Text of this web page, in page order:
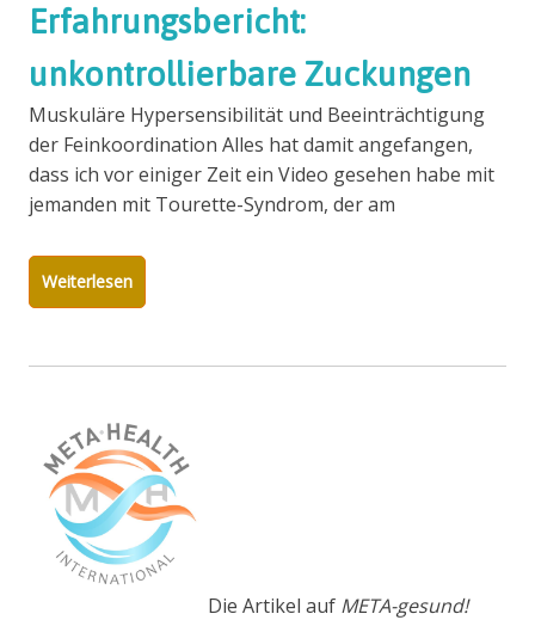
Erfahrungsbericht:
unkontrollierbare Zuckungen
Muskuläre Hypersensibilität und Beeinträchtigung
der Feinkoordination Alles hat damit angefangen,
dass ich vor einiger Zeit ein Video gesehen habe mit
jemanden mit Tourette-Syndrom, der am
Weiterlesen
Die Artikel auf META-gesund!